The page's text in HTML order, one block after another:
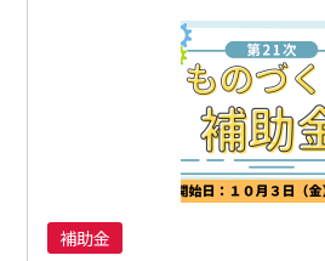
補助金